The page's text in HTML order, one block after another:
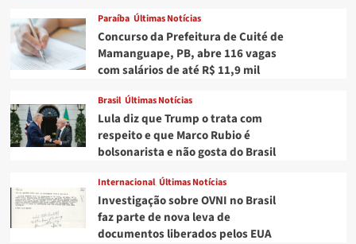
Paraíba Últimas Notícias
Concurso da Prefeitura de Cuité de
Mamanguape, PB, abre 116 vagas
com salários de até R$ 11,9 mil
Brasil Últimas Notícias
Lula diz que Trump o trata com
respeito e que Marco Rubio é
bolsonarista e não gosta do Brasil
Internacional Últimas Notícias
Investigação sobre OVNI no Brasil
faz parte de nova leva de
documentos liberados pelos EUA